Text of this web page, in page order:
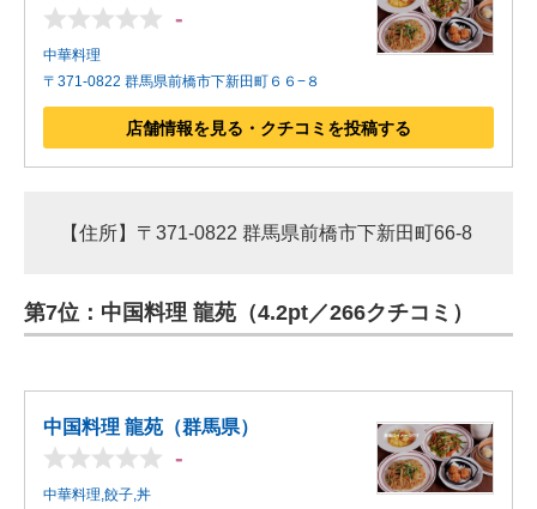
-
中華料理
〒371-0822 群馬県前橋市下新田町６６−８
店舗情報を見る・クチコミを投稿する
【住所】〒371-0822 群馬県前橋市下新田町66-8
第7位：中国料理 龍苑（4.2pt／266クチコミ）
中国料理 龍苑（群馬県）
-
中華料理,餃子,丼